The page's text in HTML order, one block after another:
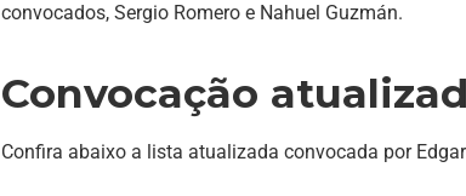
convocados, Sergio Romero e Nahuel Guzmán.
Convocação
Confira abaixo a lista atualizada convocada por